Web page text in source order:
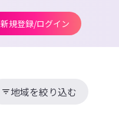
新規登録/ログイン
地域を絞り込む